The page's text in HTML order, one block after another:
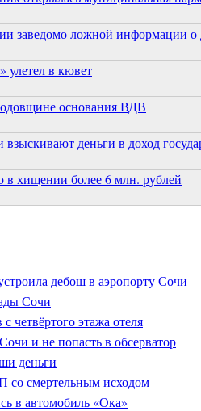
заведомо ложной информации
улетел в кювет
основания ВДВ
деньги в доход
в хищении более 6 млн. рублей
дебош в аэропорту Сочи
Сочи
четвёртого этажа отеля
и не попасть в обсерватор
деньги
со смертельным исходом
в автомобиль «Ока»